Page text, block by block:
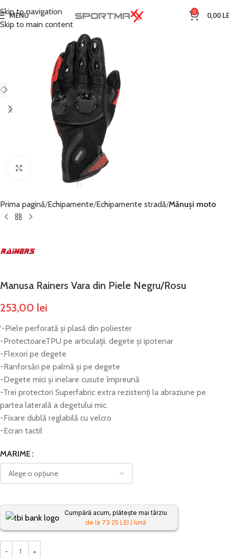
Skip to navigation
Skip to main content
MENU 0 0,00
Click to enlarge
Prima pagină Echipamente Echipamente stradă Mănuși moto
Manusa Rainers Vara din Piele Negru/Rosu
253,00 lei
‘-Piele perforată și plasă din poliester
-ProtectoareTPU pe articulații, degete și ipotenar
-Flexori pe degete
-Ranforsări pe palmă și pe degete
-Degete mici și inelare cusute împreună
-Trei protectori Superfabric extra rezistenți la abraziune pe
partea laterală a degetului mic.
-Fixare dublă reglabilă cu velcro
-Ecran tactil
MARIME
Cumpără acum, plătește mai târziu
de la 73.25 LEI / lună